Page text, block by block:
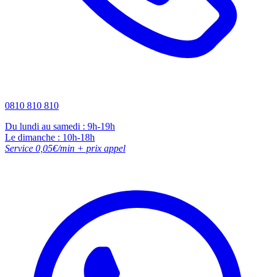
0810 810 810
Du lundi au samedi : 9h-19h
Le dimanche : 10h-18h
Service 0,05€/min + prix appel